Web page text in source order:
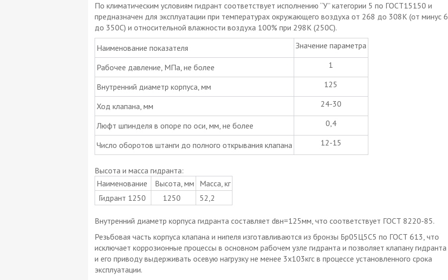
По климатическим условиям гидрант соответствует исполнению “У” категории 5 по ГОСТ15150 и
предназначен для эксплуатации при температурах окружающего воздуха от 268 до 308К (от минус 6
до 350С) и относительной влажности воздуха 100% при 298К (250С).
Наименование показателя Значение параметра
Рабочее давление, МПа, не более 1
Внутренний диаметр корпуса, мм 125
Ход клапана, мм 24-30
Люфт шпинделя в опоре по оси, мм, не более 0,4
Число оборотов штанги до полного открывания клапана 12-15
Высота и масса гидранта:
Наименование
Высота, мм
Масса, кг
Гидрант 1250
1250 52,2
Внутренний диаметр корпуса гидранта составляет dвн=125мм, что соответствует ГОСТ 8220-85.
Резьбовая часть корпуса клапана и нипеля изготавливаются из бронзы Бр05Ц5С5 по ГОСТ 613, что
исключает коррозионные процессы в основном рабочем узле гидранта и позволяет клапану гидранта
и его приводу выдерживать осевую нагрузку не менее 3х103кгс в процессе установленного срока
эксплуатации.